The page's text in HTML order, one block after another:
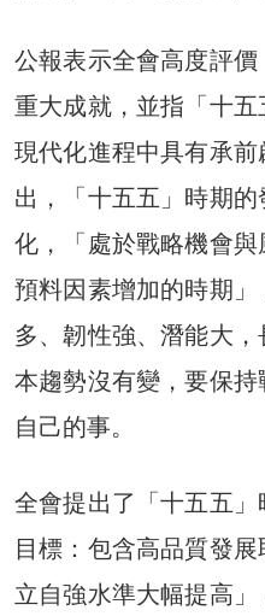
公報表示全會高度評
重大成就，並指「十
現代化進程中具有承
出，「十五五」時期
化，「處於戰略機會
預料因素增加的時期
多、韌性強、潛能大
本趨勢沒有變，要保
自己的事。
全會提出了「十五五
目標：包含高品質發
立自強水準大幅提高